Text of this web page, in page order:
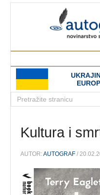
Kultura i
AUTOR:AUTOGRAF /